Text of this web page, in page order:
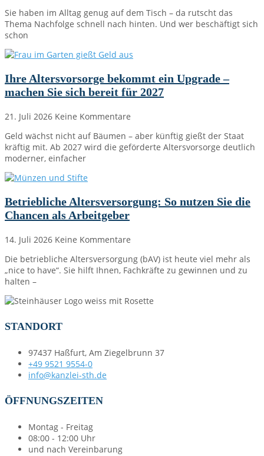
Sie haben im Alltag genug auf dem Tisch – da rutscht das
Thema Nachfolge schnell nach hinten. Und wer beschäftigt sich
schon
Ihre Altersvorsorge bekommt ein Upgrade –
machen Sie sich bereit für 2027
21. Juli 2026 Keine Kommentare
Geld wächst nicht auf Bäumen – aber künftig gießt der Staat
kräftig mit. Ab 2027 wird die geförderte Altersvorsorge deutlich
moderner, einfacher
Betriebliche Altersversorgung: So nutzen Sie die
Chancen als Arbeitgeber
14. Juli 2026 Keine Kommentare
Die betriebliche Altersversorgung (bAV) ist heute viel mehr als
„nice to have“. Sie hilft Ihnen, Fachkräfte zu gewinnen und zu
halten –
STANDORT
97437 Haßfurt, Am Ziegelbrunn 37
+49 9521 9554-0
info@kanzlei-sth.de
ÖFFNUNGSZEITEN
Montag - Freitag
08:00 - 12:00 Uhr
und nach Vereinbarung